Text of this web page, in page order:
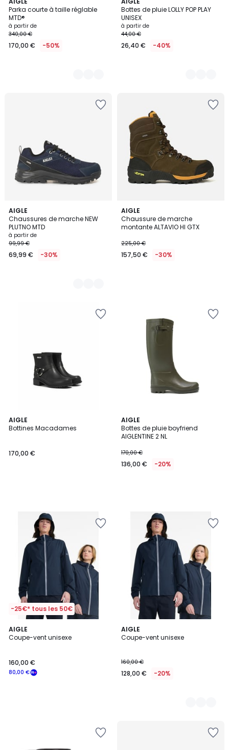
Parka courte à taille réglable
MTD®
à partir de
340,00 €
170,00 € -50%
2
Couleurs
Bottes de pluie LOLLY POP PLAY
UNISEX
à partir de
44,00 €
26,40 € -40%
2
Couleurs
AIGLE
Chaussures de marche NEW
PLUTNO MTD
à partir de
99,99 €
69,99 € -30%
2
Couleurs
AIGLE
Chaussure de marche
montante ALTAVIO HI GTX
225,00 €
157,50 € -30%
AIGLE
Bottines Macadames
170,00 €
AIGLE
Bottes de pluie boyfriend
AIGLENTINE 2 NL
170,00 €
136,00 € -20%
-25€* tous les 50€
AIGLE
Coupe-vent unisexe
80,00 €
160,00 €
AIGLE
Coupe-vent unisexe
160,00 €
128,00 € -20%
2
Couleurs